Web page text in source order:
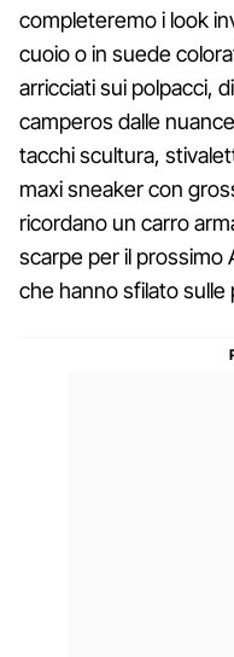
completeremo i look
cuoio o in suede
arricciati sui polpacci,
camperos dalle
tacchi scultura,
maxi sneaker con
ricordano un carro
scarpe per il prossimo
che hanno sfilato sulle